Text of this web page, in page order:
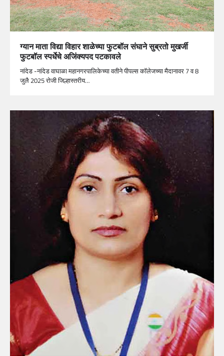
ग्यान माता विद्या विहार शाळेच्या फुटबॉल संघाने सुब्रतो मुखर्जी
फुटबॉल स्पर्धेचे अजिंक्यपद पटकावले
नांदेड -नांदेड वाघाळा महानगरपालिकेच्या वतीने पीपल्स कॉलेजच्या मैदानावर 7 व 8
जुलै 2025 रोजी जिल्हास्तरीय…